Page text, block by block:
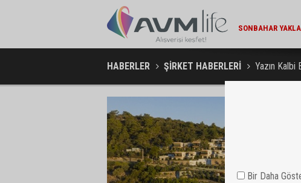
MARKA DÜNYASI / 13:22
SONBAHAR YAKLAŞIRKEN TEPE HOME'DA YENILENME DÖNEMI
MIGROS VE
HABERLER ŞİRKET HABERLERİ Yazın Kalbi
Bir Daha